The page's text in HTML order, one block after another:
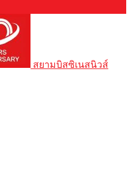
สยามบิสซิเนสนิวส์